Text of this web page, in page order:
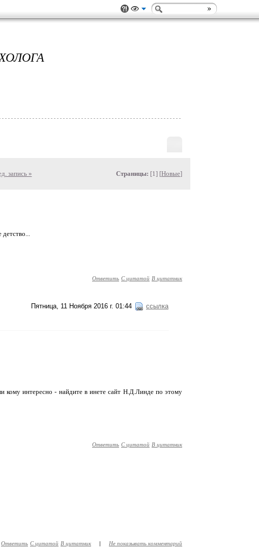
запись » Страницы: [1] [Новые]
Ответить С цитатой В цитатник
Пятница, 11 Ноября 2016 г. 01:44 ссылка
кому интересно - найдите в инете сайт Н.Д.Линде по этому
Ответить С цитатой В цитатник
Ответить С цитатой В цитатник | Не показывать комментарий